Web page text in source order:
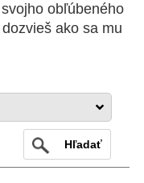
obľúbeného
ako sa mu
Hľadať